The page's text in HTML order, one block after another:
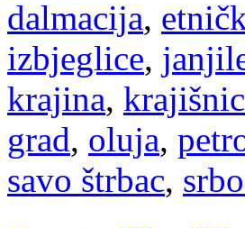
dalmacija,
izbjeglice,
krajina,
grad, oluja,
savo štrbac,